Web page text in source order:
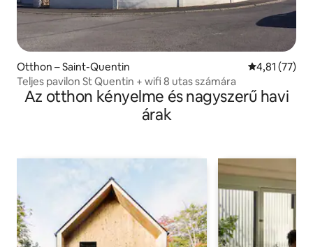
Otthon – Saint-Quentin Átlagos
4,81 (77)
Teljes pavilon St Quentin + wifi 8 utas számára
Az otthon kényelme és nagyszerű havi
árak